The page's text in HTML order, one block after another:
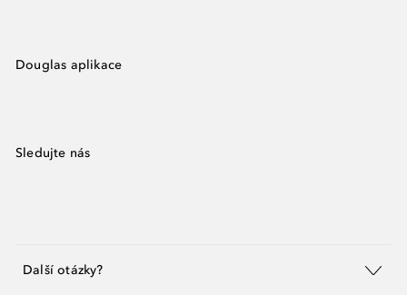
Douglas aplikace
Sledujte nás
Další otázky?